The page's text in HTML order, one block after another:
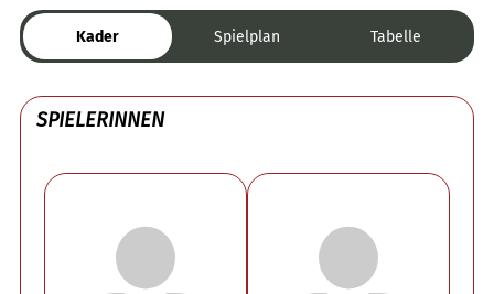
Kader Spielplan Tabelle
SPIELERINNEN